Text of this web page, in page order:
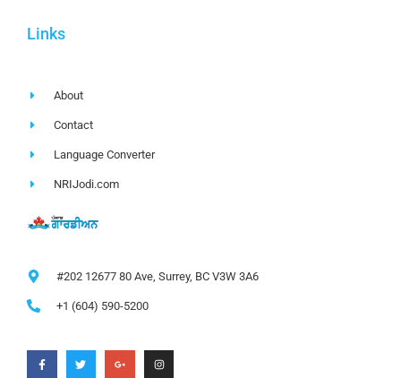
Links
About
Contact
Language Converter
NRIJodi.com
#202 12677 80 Ave, Surrey, BC V3W 3A6
+1 (604) 590-5200